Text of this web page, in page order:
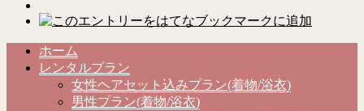
ホーム
レンタルプラン
女性ヘアセット込みプラン(着物/浴衣)
男性プラン(着物/浴衣)